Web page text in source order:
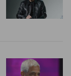
那时候卖掉了
Economic